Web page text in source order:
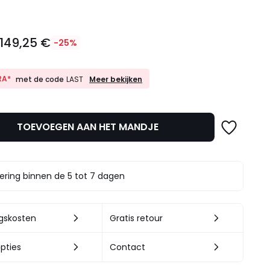
149,25 € -25%
met de code LAST
10%
LAST
Meer bekijken
TOEVOEGEN AAN HET MANDJE
binnen de 5 tot 7 dagen
Gratis retour
Contact